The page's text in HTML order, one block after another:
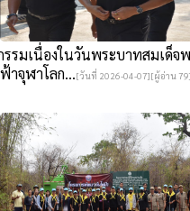
รรมเนื่องในวันพระบาทสมเด็จ
าจุฬาโลก...[วันที่ 2026-04-07][ผู้อ่าน 79]